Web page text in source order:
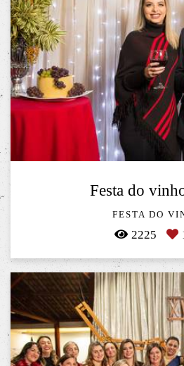
Festa do
FESTA DO
2225